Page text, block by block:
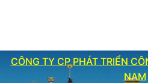
CÔNG TY CP PHÁT TRIỂN
NAM